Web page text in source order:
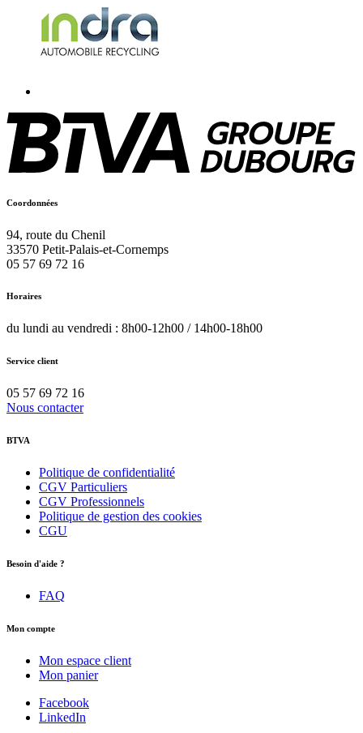
Coordonnées
94, route du Chenil
33570 Petit-Palais-et-Cornemps
05 57 69 72 16
Horaires
du lundi au vendredi : 8h00-12h00 / 14h00-18h00
Service client
05 57 69 72 16
Nous contacter
BTVA
Politique de confidentialité
CGV Particuliers
CGV Professionnels
Politique de gestion des cookies
CGU
Besoin d'aide ?
FAQ
Mon compte
Mon espace client
Mon panier
Facebook
LinkedIn